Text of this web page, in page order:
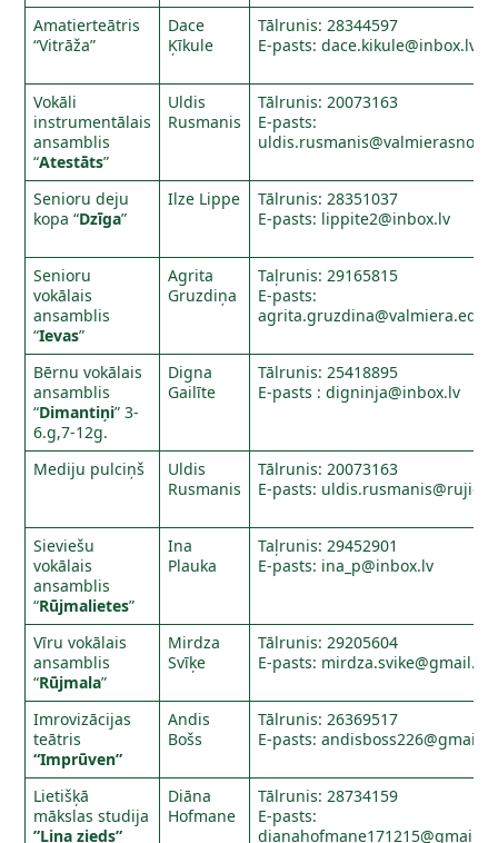
Amatierteātris
“Vitrāža”
Dace
Ķīkule
Tālrunis: 28344597
E-pasts:dace.kikule@inbox.lv
Vokāli
instrumentālais
ansamblis
“Atestāts”
Uldis
Rusmanis
Tālrunis: 20073163
E-pasts:
Senioru deju
kopa “Dzīga”
Ilze Lippe
Tālrunis: 28351037
E-pasts: lippite2@inbox.lv
Senioru
vokālais
ansamblis
“Ievas”
Agrita
Gruzdiņa
Taļrunis: 29165815
E-pasts:
Bērnu vokālais
ansamblis
“Dimantiņi” 3-
6.g,7-12g.
Digna
Gailīte
Tālrunis: 25418895
E-pasts :digninja@inbox.lv
Mediju pulciņš
Uldis
Rusmanis
Tālrunis: 20073163
E-pasts:
Sieviešu
vokālais
ansamblis
“Rūjmalietes”
Ina
Plauka
Taļrunis: 29452901
E-pasts: ina_p@inbox.lv
Vīru vokālais
ansamblis
“Rūjmala”
Mirdza
Svīķe
Tālrunis: 29205604
E-pasts:
Imrovizācijas
teātris
“Imprūven”
Andis
Bošs
Tālrunis: 26369517
E-pasts:
Lietišķā
mākslas studija
”Lina zieds”
Diāna
Hofmane
Tālrunis: 28734159
E-pasts: